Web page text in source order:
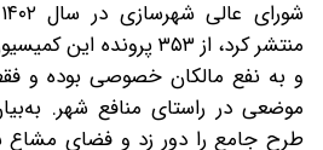
موضعی در راستای منافع شهر.
طرح جامع را دور زد و فضای مشاع